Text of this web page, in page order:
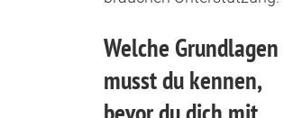
Welche Grundlagen
musst du kennen,